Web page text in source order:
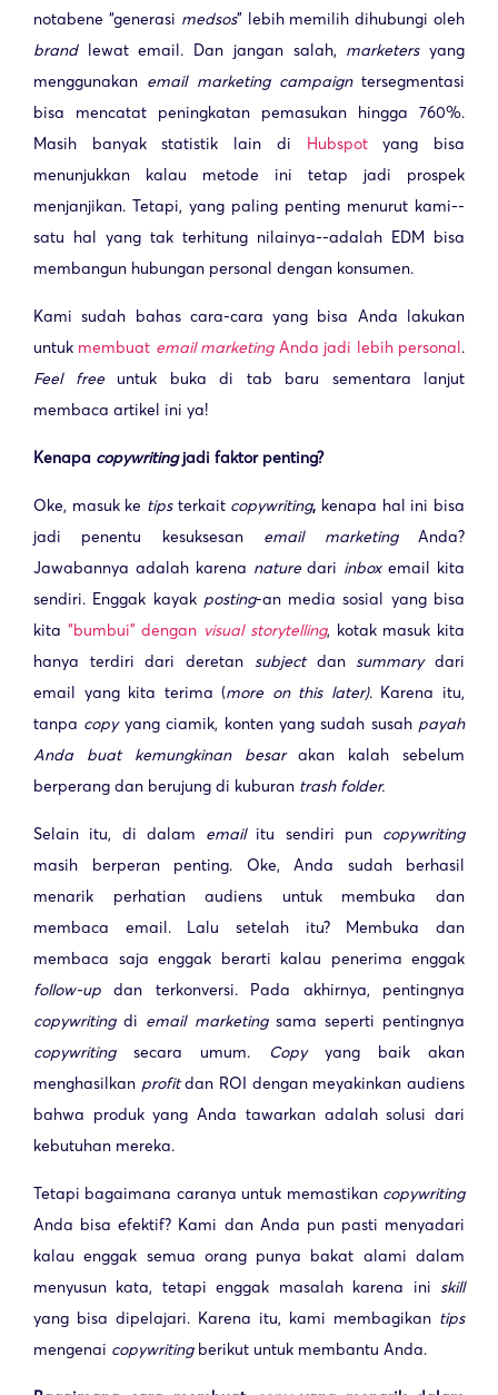
notabene “generasi medsos” lebih memilih dihubungi oleh
brand lewat email. Dan jangan salah, marketersyang
menggunakan email marketingcampaign tersegmentasi
bisa mencatat peningkatan pemasukan hingga 760%.
Masih banyak statistik lain di Hubspotyang bisa
menunjukkan kalau metode ini tetap jadi prospek
menjanjikan. Tetapi, yang paling penting menurut kami--
satu hal yang tak terhitung nilainya--adalah EDM bisa
membangun hubungan personal dengan konsumen.
Kami sudah bahas cara-cara yang bisa Anda lakukan
untuk membuat email marketingAnda jadi lebih personal.
Feel free untuk buka di tab baru sementara lanjut
membaca artikel ini ya!
Kenapa copywritingjadi faktor penting?
Oke, masuk ke tips terkait copywriting, kenapa hal ini bisa
jadi penentu kesuksesan email marketingAnda?
Jawabannya adalah karena naturedari inboxemail kita
sendiri. Enggak kayak posting-an media sosial yang bisa
kita “bumbui” dengan visual storytelling, kotak masuk kita
hanya terdiri dari deretan subject dan summarydari
email yang kita terima (more on this later). Karena itu,
tanpa copy yang ciamik, konten yang sudah susah payah
Anda buat kemungkinan besarakan kalah sebelum
berperang dan berujung di kuburan trash folder.
Selain itu, di dalam emailitu sendiri pun copywriting
masih berperan penting. Oke, Anda sudah berhasil
menarik perhatian audiens untuk membuka dan
membaca email. Lalu setelah itu? Membuka dan
membaca saja enggak berarti kalau penerima enggak
follow-updan terkonversi. Pada akhirnya, pentingnya
copywritingdi email marketing sama seperti pentingnya
copywritingsecara umum. Copyyang baik akan
menghasilkan profitdan ROI dengan meyakinkan audiens
bahwa produk yang Anda tawarkan adalah solusi dari
kebutuhan mereka.
Tetapi bagaimana caranya untuk memastikan copywriting
Anda bisa efektif? Kami dan Anda pun pasti menyadari
kalau enggak semua orang punya bakat alami dalam
menyusun kata, tetapi enggak masalah karena ini skill
yang bisa dipelajari. Karena itu, kami membagikan tips
mengenai copywriting berikut untuk membantu Anda.